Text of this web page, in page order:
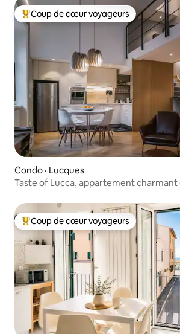
Coup de cœur voyageurs parmi les plus
Coup de cœur voyageurs
Condo · Lucques
Taste of Lucca, appartement
Coup de cœur voyageurs parmi les plus
Coup de cœur voyageurs